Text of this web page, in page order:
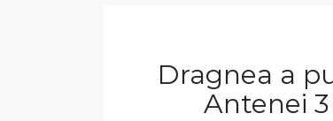
Dragnea a
Antenei